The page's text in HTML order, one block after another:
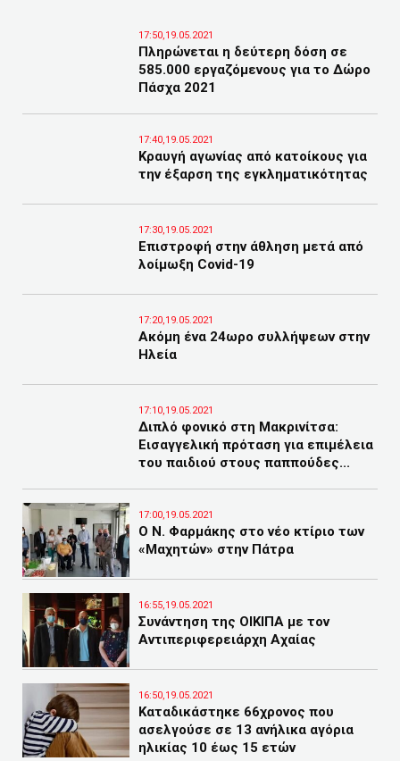
17:50,19.05.2021
Πληρώνεται η δεύτερη δόση σε
585.000 εργαζόμενους για το Δώρο
Πάσχα 2021
17:40,19.05.2021
Κραυγή αγωνίας από κατοίκους για
την έξαρση της εγκληματικότητας
17:30,19.05.2021
Επιστροφή στην άθληση μετά από
λοίμωξη Covid-19
17:20,19.05.2021
Ακόμη ένα 24ωρο συλλήψεων στην
Ηλεία
17:10,19.05.2021
Διπλό φονικό στη Μακρινίτσα:
Εισαγγελική πρόταση για επιμέλεια
του παιδιού στους παππούδες...
17:00,19.05.2021
Ο Ν. Φαρμάκης στο νέο κτίριο των
«Μαχητών» στην Πάτρα
16:55,19.05.2021
Συνάντηση της ΟΙΚΙΠΑ με τον
Αντιπεριφερειάρχη Αχαίας
16:50,19.05.2021
Καταδικάστηκε 66χρονος που
ασελγούσε σε 13 ανήλικα αγόρια
ηλικίας 10 έως 15 ετών